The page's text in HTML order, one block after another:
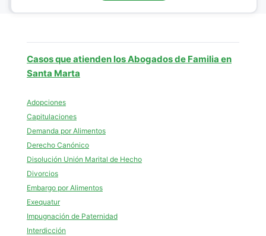
Casos que atienden los Abogados de Familia en
Santa Marta
Adopciones
Capitulaciones
Demanda por Alimentos
Derecho Canónico
Disolución Unión Marital de Hecho
Divorcios
Embargo por Alimentos
Exequatur
Impugnación de Paternidad
Interdicción